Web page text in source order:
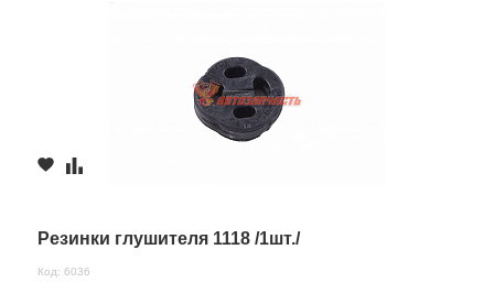
Резинки глушителя 1118 /1шт./
Код: 6036